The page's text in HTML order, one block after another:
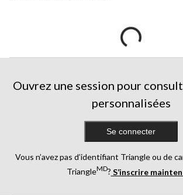
Ouvrez une session pour
personnalisées
Se connecter
Vous n’avez pas d’identifiant Triangle ou de
TriangleMD? S’inscrire